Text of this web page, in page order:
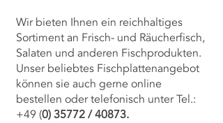
Wir bieten Ihnen ein reichhaltiges
Sortiment an Frisch- und Räucherfisch,
Salaten und anderen Fischprodukten.
Unser beliebtes Fischplattenangebot
können sie auch gerne online
bestellen oder telefonisch unter Tel.:
+49 (0) 35772 / 40873.